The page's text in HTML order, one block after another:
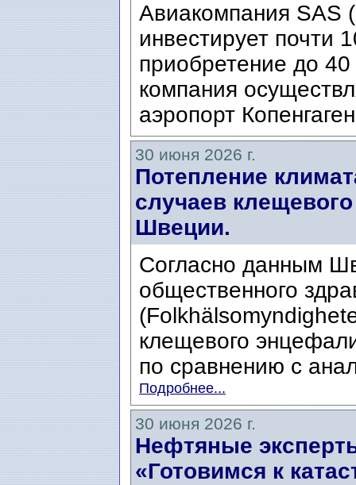
Авиакомпания SAS
инвестирует почти
приобретение до
компания
аэропорт
30 июня 2026 г.
Потепление
случаев
Швеции.
Согласно данным
общественного
клещевого
по сравнению с
Подробнее...
30 июня 2026 г.
Нефтяные
«Готовимся к